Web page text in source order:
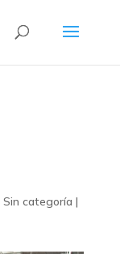
Sin categoría |